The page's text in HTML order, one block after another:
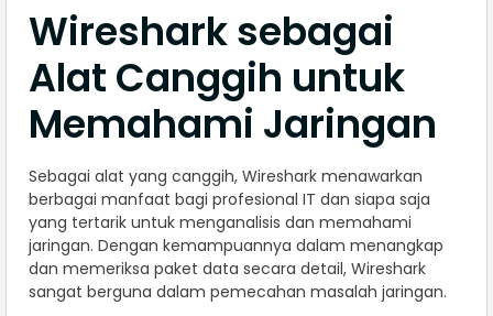
Wireshark sebagai
Alat Canggih untuk
Memahami Jaringan
Sebagai alat yang canggih, Wireshark menawarkan
berbagai manfaat bagi profesional IT dan siapa saja
yang tertarik untuk menganalisis dan memahami
jaringan. Dengan kemampuannya dalam menangkap
dan memeriksa paket data secara detail, Wireshark
sangat berguna dalam pemecahan masalah jaringan.